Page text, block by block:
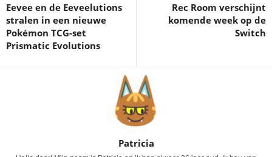
Eevee en de Eeveelutions
stralen in een nieuwe
Pokémon TCG-set
Prismatic Evolutions
Rec Room verschijnt
komende week op de
Switch
Patricia